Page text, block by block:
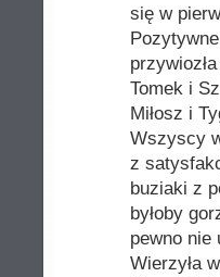
się w
Tomek i
Miłosz i
Wszyscy
z
buziaki z
byłoby
pewno nie
Wierzyła